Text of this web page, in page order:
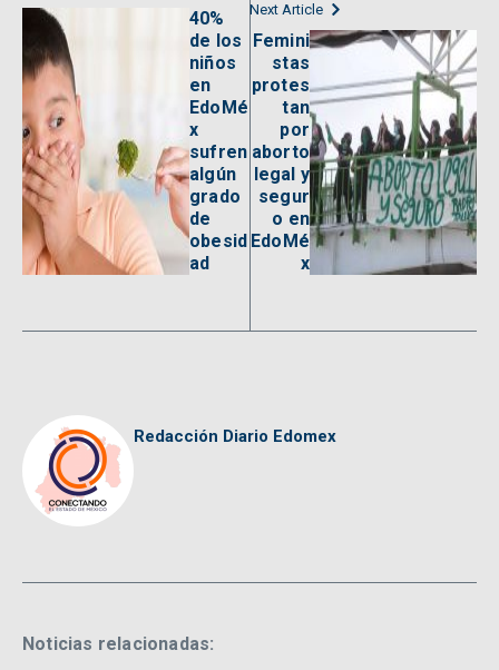
40%
de los
niños
en
EdoMé
x
sufren
algún
grado
de
obesid
ad
Next Article
Femini
stas
protes
tan
por
aborto
legal y
segur
o en
EdoMé
x
Redacción Diario Edomex
Noticias relacionadas: